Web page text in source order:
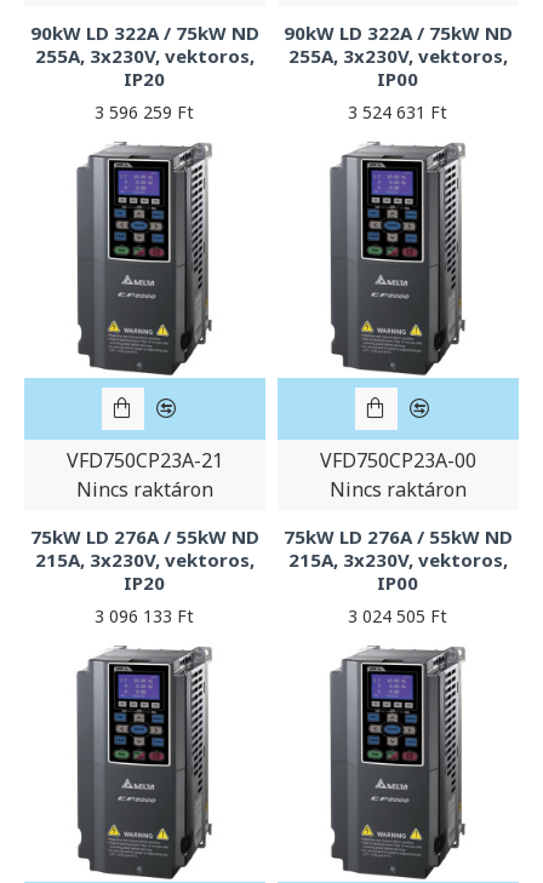
90kW LD 322A / 75kW ND
255A, 3x230V, vektoros,
IP20
3 596 259 Ft
90kW LD 322A / 75kW ND
255A, 3x230V, vektoros,
IP00
3 524 631 Ft
VFD750CP23A-21
Nincs raktáron
75kW LD 276A / 55kW ND
215A, 3x230V, vektoros,
IP20
3 096 133 Ft
VFD750CP23A-00
Nincs raktáron
75kW LD 276A / 55kW ND
215A, 3x230V, vektoros,
IP00
3 024 505 Ft